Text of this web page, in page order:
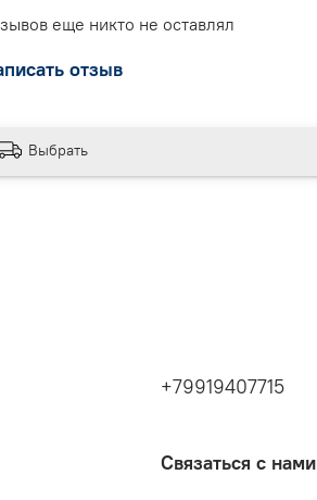
еще никто не оставлял
отзыв
Выбрать
+79919407715
Связаться с нами